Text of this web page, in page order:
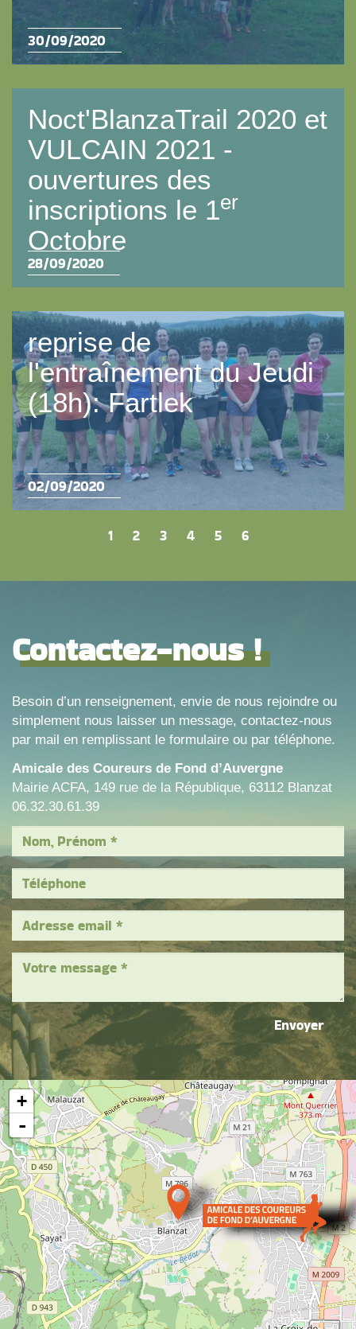
30/09/2020
Noct'BlanzaTrail 2020 et
VULCAIN 2021 -
ouvertures des
inscriptions le 1er
Octobre
28/09/2020
reprise de
l'entraînement du Jeudi
(18h): Fartlek
02/09/2020
1 2 3 4 5 6
Contactez-nous !
Besoin d’un renseignement, envie de nous rejoindre ou
simplement nous laisser un message, contactez-nous
par mail en remplissant le formulaire ou par téléphone.
Amicale des Coureurs de Fond d’Auvergne
Mairie ACFA, 149 rue de la République, 63112 Blanzat
06.32.30.61.39
Envoyer
+
-